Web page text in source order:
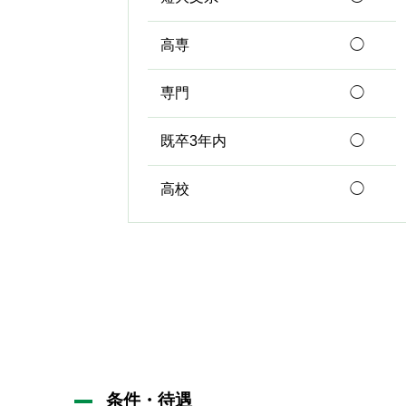
高専 ◯
専門 ◯
既卒3年内 ◯
高校 ◯
条件・待遇